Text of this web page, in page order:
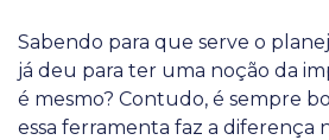
Sabendo para que serve o
já deu para ter uma noção da
é mesmo? Contudo, é sempre
essa ferramenta faz a diferença